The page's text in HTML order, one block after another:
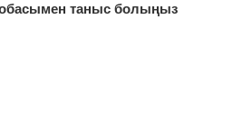
таныс болыңыз